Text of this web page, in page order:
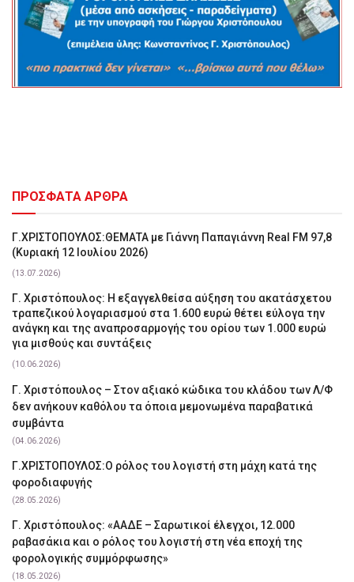
ΠΡΟΣΦΑΤΑ ΑΡΘΡΑ
Γ.ΧΡΙΣΤΟΠΟΥΛΟΣ:ΘΕΜΑΤΑ με Γιάννη Παπαγιάννη Real FM 97,8
(Κυριακή 12 Ιουλίου 2026)
(13.07.2026)
Γ. Χριστόπουλος: Η εξαγγελθείσα αύξηση του ακατάσχετου
τραπεζικού λογαριασμού στα 1.600 ευρώ θέτει εύλογα την
ανάγκη και της αναπροσαρμογής του ορίου των 1.000 ευρώ
για μισθούς και συντάξεις
(10.06.2026)
Γ. Χριστόπουλος – Στον αξιακό κώδικα του κλάδου των Λ/Φ
δεν ανήκουν καθόλου τα όποια μεμονωμένα παραβατικά
συμβάντα
(04.06.2026)
Γ.ΧΡΙΣΤΟΠΟΥΛΟΣ:Ο ρόλος του λογιστή στη μάχη κατά της
φοροδιαφυγής
(28.05.2026)
Γ. Χριστόπουλος: «ΑΑΔΕ – Σαρωτικοί έλεγχοι, 12.000
ραβασάκια και ο ρόλος του λογιστή στη νέα εποχή της
φορολογικής συμμόρφωσης»
(18.05.2026)